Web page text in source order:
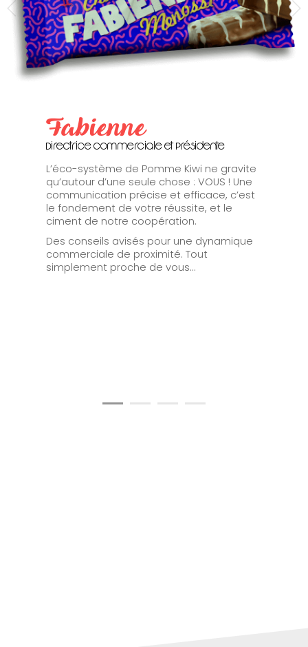
Fabienne
Directrice commerciale et Présidente
L’éco-système de Pomme Kiwi ne gravite
qu’autour d’une seule chose : VOUS ! Une
communication précise et efficace, c’est
le fondement de votre réussite, et le
ciment de notre coopération.
Des conseils avisés pour une dynamique
commerciale de proximité. Tout
simplement proche de vous...